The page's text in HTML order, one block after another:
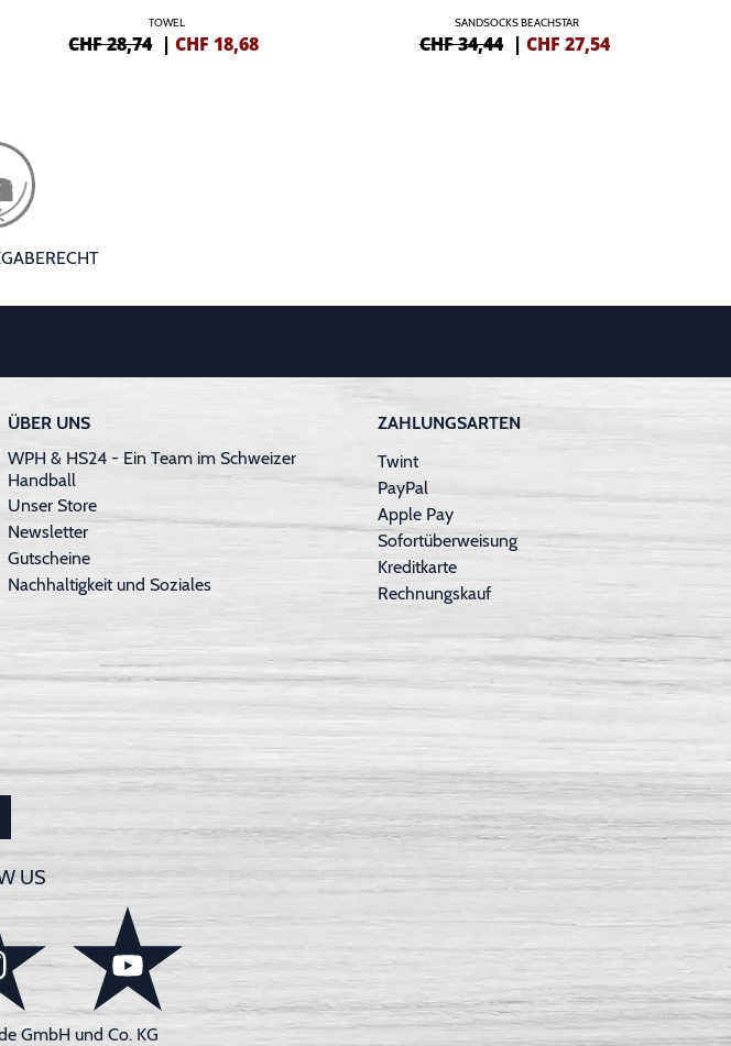
TOWEL
CHF 28,74 |CHF 18,68
SANDSOCKS BEACHSTAR
CHF 34,44 | CHF 27,54
ÜBER UNS
WPH & HS24 - Ein Team im Schweizer
Handball
Unser Store
Newsletter
Gutscheine
Nachhaltigkeit und Soziales
ZAHLUNGSARTEN
Twint
PayPal
Apple Pay
Sofortüberweisung
Kreditkarte
Rechnungskauf
US
GmbH und Co. KG